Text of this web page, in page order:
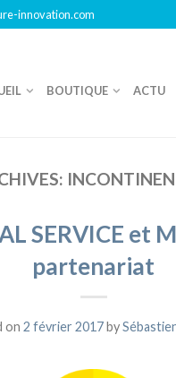
innovation.com
BOUTIQUE ACTU
SERVICE et
partenariat
on 2 février 2017by